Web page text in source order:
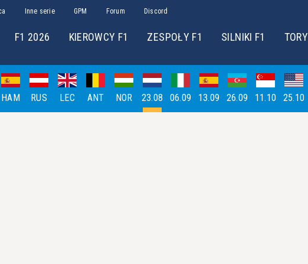
Inne serie GPM Forum Discord
F1 2026 KIEROWCY F1 ZESPOŁY F1 SILNIKI F1 TORY
HAM RUS LEC ANT NOR 23.08 06.09 13.09 26.09 11.10 25.10